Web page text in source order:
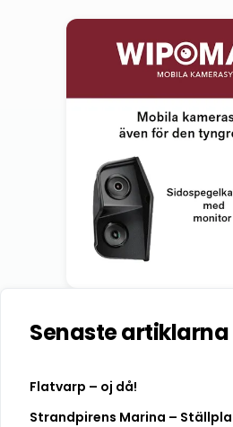
Senaste artiklarna
Flatvarp – oj då!
Strandpirens Marina –